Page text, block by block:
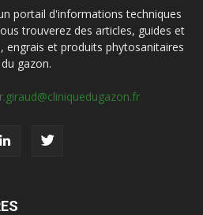
portail d'informations techniques
trouverez des articles, guides et
engrais et produits phytosanitaires
du gazon.
r.giraud@cliniquedugazon.fr